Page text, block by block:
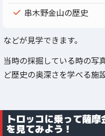
串木野金山の歴史
などが見学できます。
当時の採掘している時の写
ど歴史の奥深さを学べる施
トロッコに乗って薩
を見てみよう！